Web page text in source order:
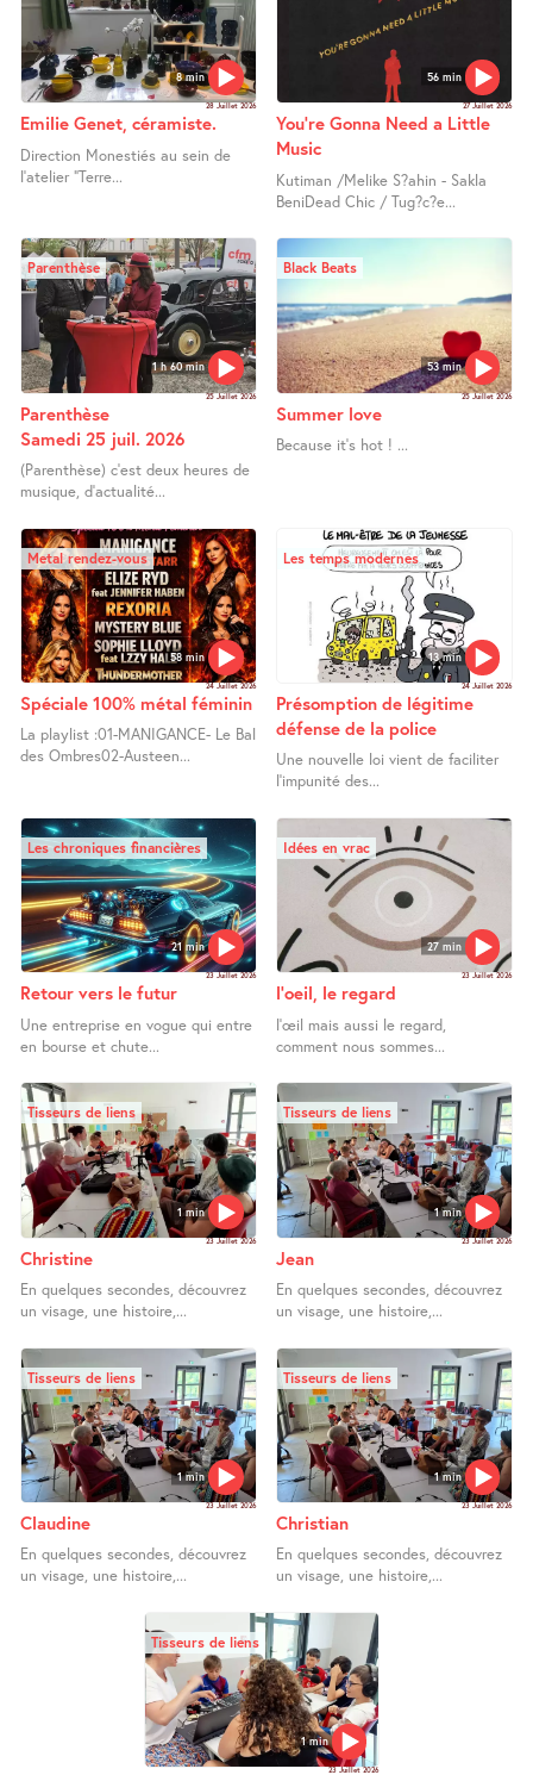
8 min
28 Juillet 2026
Emilie Genet, céramiste.
Direction Monestiés au sein de
l’atelier "Terre...
56 min
27 Juillet 2026
You’re Gonna Need a Little
Music
Kutiman /Melike S?ahin - Sakla
BeniDead Chic / Tug?c?e...
1 h 60 min
Parenthèse
25 Juillet 2026
Parenthèse
Samedi 25 juil. 2026
(Parenthèse) c’est deux heures de
musique, d’actualité...
53 min
Black Beats
25 Juillet 2026
Summer love
Because it’s hot ! ...
58 min
Metal rendez-vous
24 Juillet 2026
Spéciale 100% métal féminin
La playlist :01-MANIGANCE- Le Bal
des Ombres02-Austeen...
13 min
Les temps modernes
24 Juillet 2026
Présomption de légitime
défense de la police
Une nouvelle loi vient de faciliter
l’impunité des...
21 min
Les chroniques financières
23 Juillet 2026
Retour vers le futur
Une entreprise en vogue qui entre
en bourse et chute...
27 min
Idées en vrac
23 Juillet 2026
l’oeil, le regard
l’œil mais aussi le regard,
comment nous sommes...
1 min
Tisseurs de liens
23 Juillet 2026
Christine
En quelques secondes, découvrez
un visage, une histoire,...
1 min
Tisseurs de liens
23 Juillet 2026
Jean
En quelques secondes, découvrez
un visage, une histoire,...
1 min
Tisseurs de liens
23 Juillet 2026
Claudine
En quelques secondes, découvrez
un visage, une histoire,...
1 min
Tisseurs de liens
23 Juillet 2026
Christian
En quelques secondes, découvrez
un visage, une histoire,...
1 min
Tisseurs de liens
23 Juillet 2026